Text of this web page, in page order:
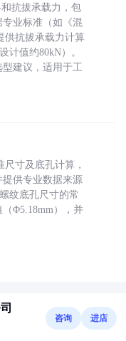
抗拔承载力，包
业标准（如《混
供抗拔承载力计算
计值约80kN）。
建议，适用于工
寸及底孔计算，
供专业数据来源
纹底孔尺寸的常
Φ5.18mm），并
咨询 进店